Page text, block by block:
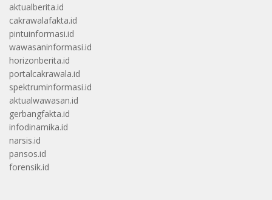
aktualberita.id
cakrawalafakta.id
pintuinformasi.id
wawasaninformasi.id
horizonberita.id
portalcakrawala.id
spektruminformasi.id
aktualwawasan.id
gerbangfakta.id
infodinamika.id
narsis.id
pansos.id
forensik.id